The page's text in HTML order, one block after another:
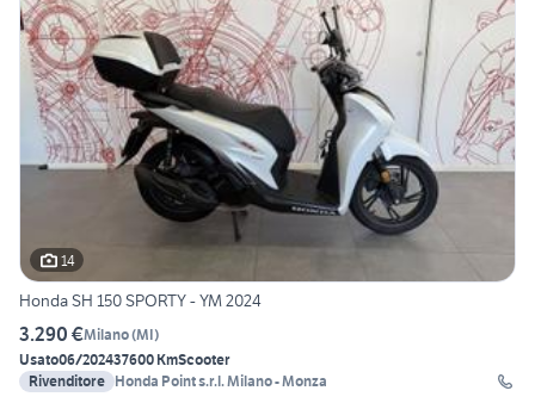
14
Honda SH 150 SPORTY - YM 2024
3.290 €Milano(MI)
Usato06/202437600 KmScooter
Rivenditore Honda Point s.r.l. Milano - Monza